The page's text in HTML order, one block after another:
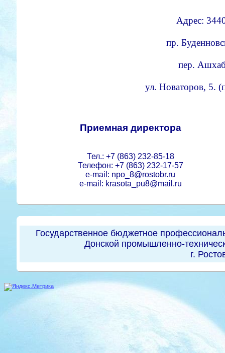
Адрес:
пр.
пер.
ул. Новаторов, 5.
Приемная директора
Тел.: +7 (863) 232-85-18
Телефон: +7 (863) 232-17-57
e-mail: npo_8@rostobr.ru
e-mail: krasota_pu8@mail.ru
Государственное бюджетное
Донской промышленно-
г.